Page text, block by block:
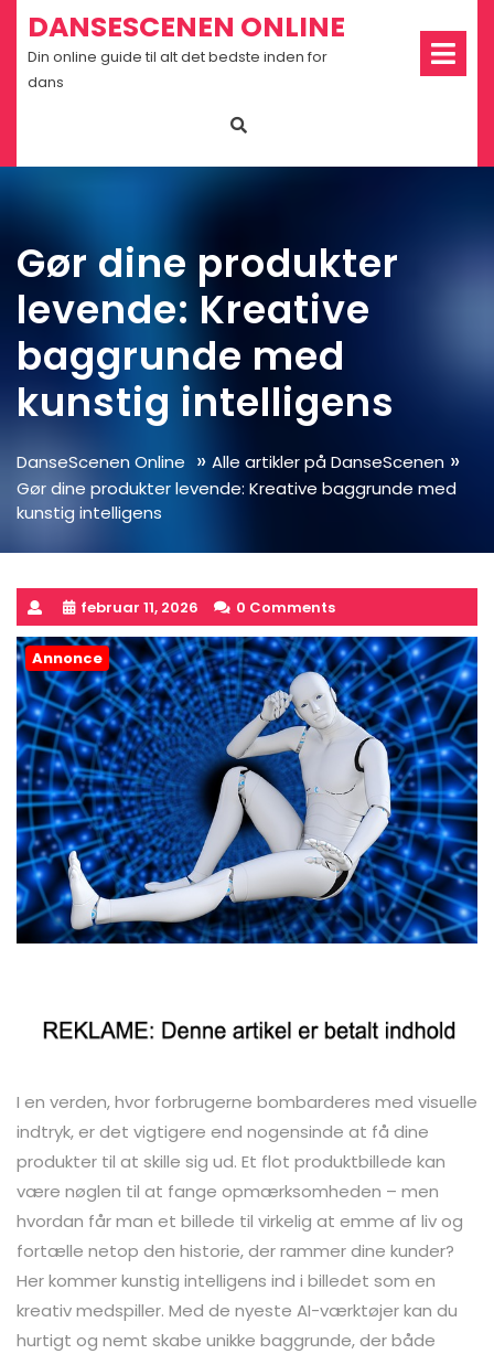
Skip
content
DANSESCENEN ONLINE
Din online guide til alt det bedste inden for
dans
Gør dine produkter
levende: Kreative
baggrunde med
kunstig intelligens
DanseScenen Online » Alle artikler på DanseScenen »
Gør dine produkter levende: Kreative baggrunde med
kunstig intelligens
februar 11, 2026 0 Comments
Annonce
I en verden, hvor forbrugerne bombarderes med visuelle
indtryk, er det vigtigere end nogensinde at få dine
produkter til at skille sig ud. Et flot produktbillede kan
være nøglen til at fange opmærksomheden – men
hvordan får man et billede til virkelig at emme af liv og
fortælle netop den historie, der rammer dine kunder?
Her kommer kunstig intelligens ind i billedet som en
kreativ medspiller. Med de nyeste AI-værktøjer kan du
hurtigt og nemt skabe unikke baggrunde, der både